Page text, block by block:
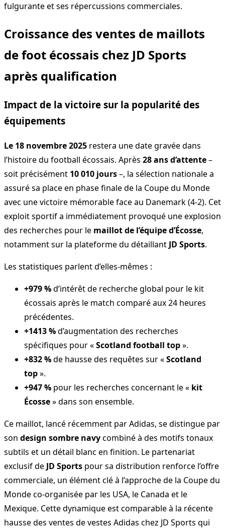
fulgurante et ses répercussions commerciales.
Croissance des ventes de maillots
de foot écossais chez JD Sports
après qualification
Impact de la victoire sur la popularité des
équipements
Le 18 novembre 2025 restera une date gravée dans
l’histoire du football écossais. Après 28 ans d’attente–
soit précisément 10 010 jours–, la sélection nationale a
assuré sa place en phase finale de la Coupe du Monde
avec une victoire mémorable face au Danemark (4-2). Cet
exploit sportif a immédiatement provoqué une explosion
des recherches pour le maillot de l’équipe d’Écosse,
notamment sur la plateforme du détaillant JD Sports.
Les statistiques parlent d’elles-mêmes :
+979 %d’intérêt de recherche global pour le kit
écossais après le match comparé aux 24 heures
précédentes.
+1413 %d’augmentation des recherches
spécifiques pour «Scotland football top».
+832 %de hausse des requêtes sur «Scotland
top».
+947 % pour les recherches concernant le « kit
Écosse» dans son ensemble.
Ce maillot, lancé récemment par Adidas, se distingue par
son design sombre navycombiné à des motifs tonaux
subtils et un détail blanc en finition. Le partenariat
exclusif de JD Sports pour sa distribution renforce l’offre
commerciale, un élément clé à l’approche de la Coupe du
Monde co-organisée par les USA, le Canada et le
Mexique. Cette dynamique est comparable à la récente
hausse des ventes de vestes Adidas chez JD Sports qui